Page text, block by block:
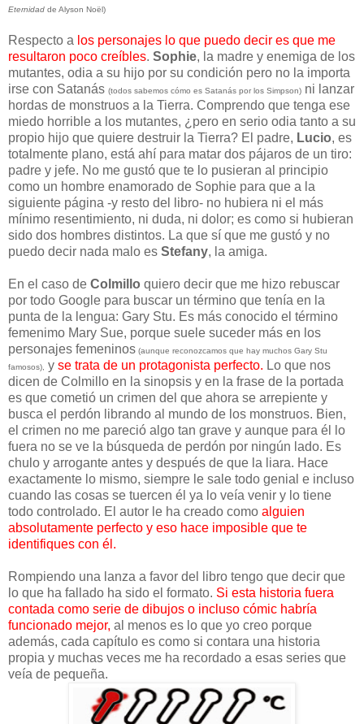
Eternidad de Alyson Noël)
Respecto a los personajes lo que puedo decir es que me
resultaron poco creíbles. Sophie, la madre y enemiga de los
mutantes, odia a su hijo por su condición pero no la importa
irse con Satanás (todos sabemos cómo es Satanás por los Simpson) ni lanzar
hordas de monstruos a la Tierra. Comprendo que tenga ese
miedo horrible a los mutantes, ¿pero en serio odia tanto a su
propio hijo que quiere destruir la Tierra? El padre, Lucio, es
totalmente plano, está ahí para matar dos pájaros de un tiro:
padre y jefe. No me gustó que te lo pusieran al principio
como un hombre enamorado de Sophie para que a la
siguiente página -y resto del libro- no hubiera ni el más
mínimo resentimiento, ni duda, ni dolor; es como si hubieran
sido dos hombres distintos. La que sí que me gustó y no
puedo decir nada malo es Stefany, la amiga.
En el caso de Colmillo quiero decir que me hizo rebuscar
por todo Google para buscar un término que tenía en la
punta de la lengua: Gary Stu. Es más conocido el término
femenimo Mary Sue, porque suele suceder más en los
personajes femeninos (aunque reconozcamos que hay muchos Gary Stu
famosos), y se trata de un protagonista perfecto. Lo que nos
dicen de Colmillo en la sinopsis y en la frase de la portada
es que cometió un crimen del que ahora se arrepiente y
busca el perdón librando al mundo de los monstruos. Bien,
el crimen no me pareció algo tan grave y aunque para él lo
fuera no se ve la búsqueda de perdón por ningún lado. Es
chulo y arrogante antes y después de que la liara. Hace
exactamente lo mismo, siempre le sale todo genial e incluso
cuando las cosas se tuercen él ya lo veía venir y lo tiene
todo controlado. El autor le ha creado como alguien
absolutamente perfecto y eso hace imposible que te
identifiques con él.
Rompiendo una lanza a favor del libro tengo que decir que
lo que ha fallado ha sido el formato. Si esta historia fuera
contada como serie de dibujos o incluso cómic habría
funcionado mejor, al menos es lo que yo creo porque
además, cada capítulo es como si contara una historia
propia y muchas veces me ha recordado a esas series que
veía de pequeña.